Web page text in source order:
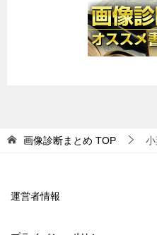
画像診断まとめ TOP
運営者情報